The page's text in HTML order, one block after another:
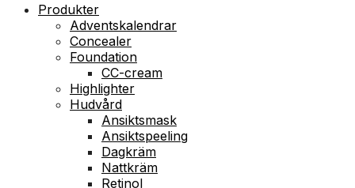
Produkter
Adventskalendrar
Concealer
Foundation
CC-cream
Highlighter
Hudvård
Ansiktsmask
Ansiktspeeling
Dagkräm
Nattkräm
Retinol